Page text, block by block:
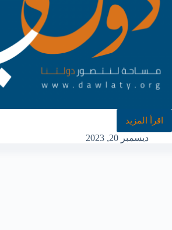
اقرأ المزيد
ديسمبر 20, 2023